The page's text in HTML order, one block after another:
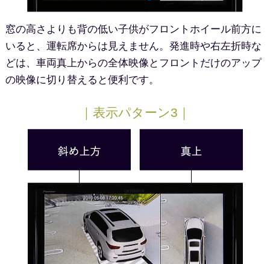
窓の高さよりも背の低い子供がフロントホイール前方に
いると、運転席からは見えません。発進時や右左折時な
どは、車両真上からの全体映像とフロントだけのアップ
の映像に切り替えると便利です。
｜表示パターン3｜